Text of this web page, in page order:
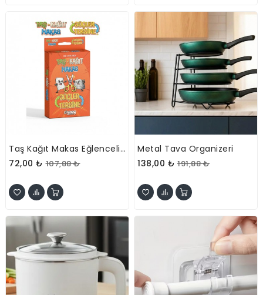
Taş Kağıt Makas Eğlenceli Kart Oyunu
72,00 ₺ 107,88 ₺
Metal Tava Organizeri
138,00 ₺ 191,88 ₺